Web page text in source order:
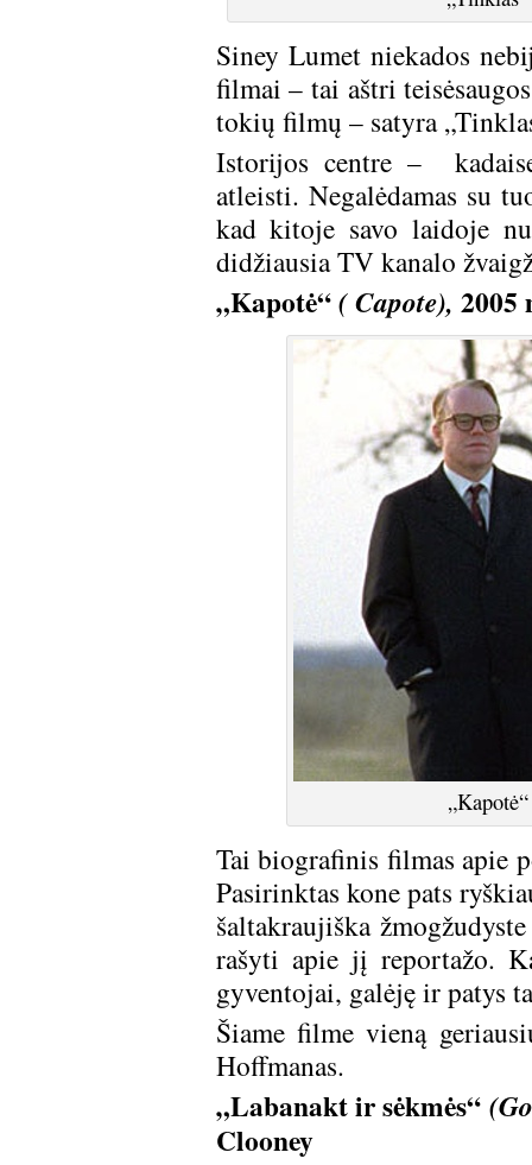
Siney Lumet niekados
filmai – tai aštri
tokių filmų – satyra
Istorijos centre –
atleisti. Negalėdamas su
kad kitoje savo laidoje
didžiausia TV kanalo
„Kapotė“( Capote), 2005
Tai biografinis filmas apie
Pasirinktas kone pats
šaltakraujiška
rašyti apie jį reportažo.
gyventojai, galėję ir patys
Šiame filme vieną
Hoffmanas.
„Labanakt ir sėkmės“
Clooney